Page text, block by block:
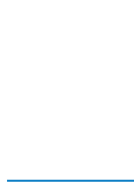
OMELETTE COMME